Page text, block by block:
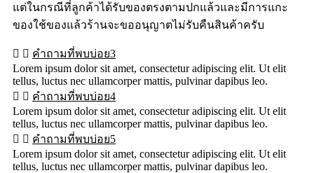
แต่ในกรณีที่ลูกค้าได้รับของตรงตามปกแล้วและมีการแกะ
ของใช้ของแล้วร้านจะขออนุญาตไม่รับคืนสินค้าครับ
คำถามที่พบบ่อย3
Lorem ipsum dolor sit amet, consectetur adipiscing elit. Ut elit
tellus, luctus nec ullamcorper mattis, pulvinar dapibus leo.
คำถามที่พบบ่อย4
Lorem ipsum dolor sit amet, consectetur adipiscing elit. Ut elit
tellus, luctus nec ullamcorper mattis, pulvinar dapibus leo.
คำถามที่พบบ่อย5
Lorem ipsum dolor sit amet, consectetur adipiscing elit. Ut elit
tellus, luctus nec ullamcorper mattis, pulvinar dapibus leo.